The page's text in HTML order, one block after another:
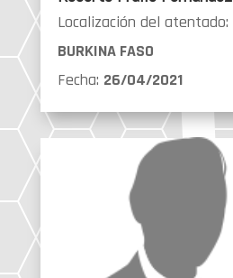
Localización del atentado:
BURKINA FASO
Fecha: 26/04/2021